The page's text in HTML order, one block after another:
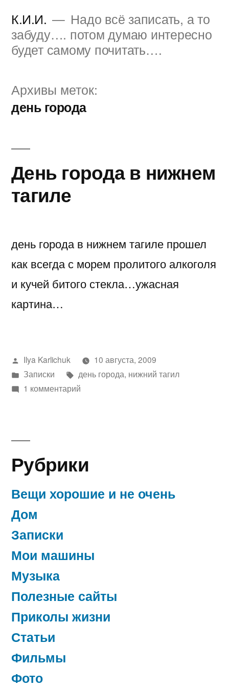
содержимому
К.И.И.
Надо всё записать, а то
забуду…. потом думаю интересно
будет самому почитать….
Архивы меток:
день города
День города в нижнем
тагиле
день города в нижнем тагиле прошел
как всегда с морем пролитого алкоголя
и кучей битого стекла…ужасная
картина…
Написано
автором
Ilya Karlichuk
10 августа, 2009
Написано
в
Записки Метки:
день города, нижний тагил
1 комментарийк
нижнем
тагиле
Рубрики
Вещи хорошие и не очень
Дом
Записки
Мои машины
Музыка
Полезные сайты
Приколы жизни
Статьи
Фильмы
Фото